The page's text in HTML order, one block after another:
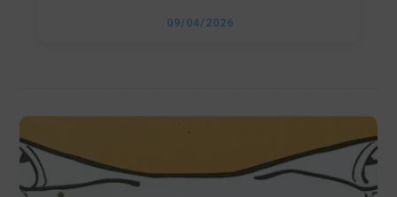
09/04/2026